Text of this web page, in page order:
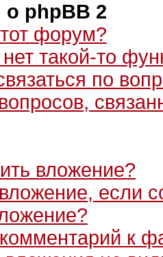
phpBB 2
форум?
такой-то
по
вложение?
если
к